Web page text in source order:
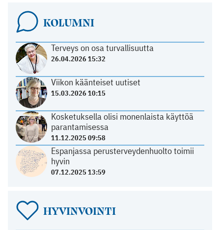
KOLUMNI
Terveys on osa turvallisuutta
26.04.2026 15:32
Viikon käänteiset uutiset
15.03.2026 10:15
Kosketuksella olisi monenlaista käyttöä
parantamisessa
11.12.2025 09:58
Espanjassa perusterveydenhuolto toimii
hyvin
07.12.2025 13:59
HYVINVOINTI